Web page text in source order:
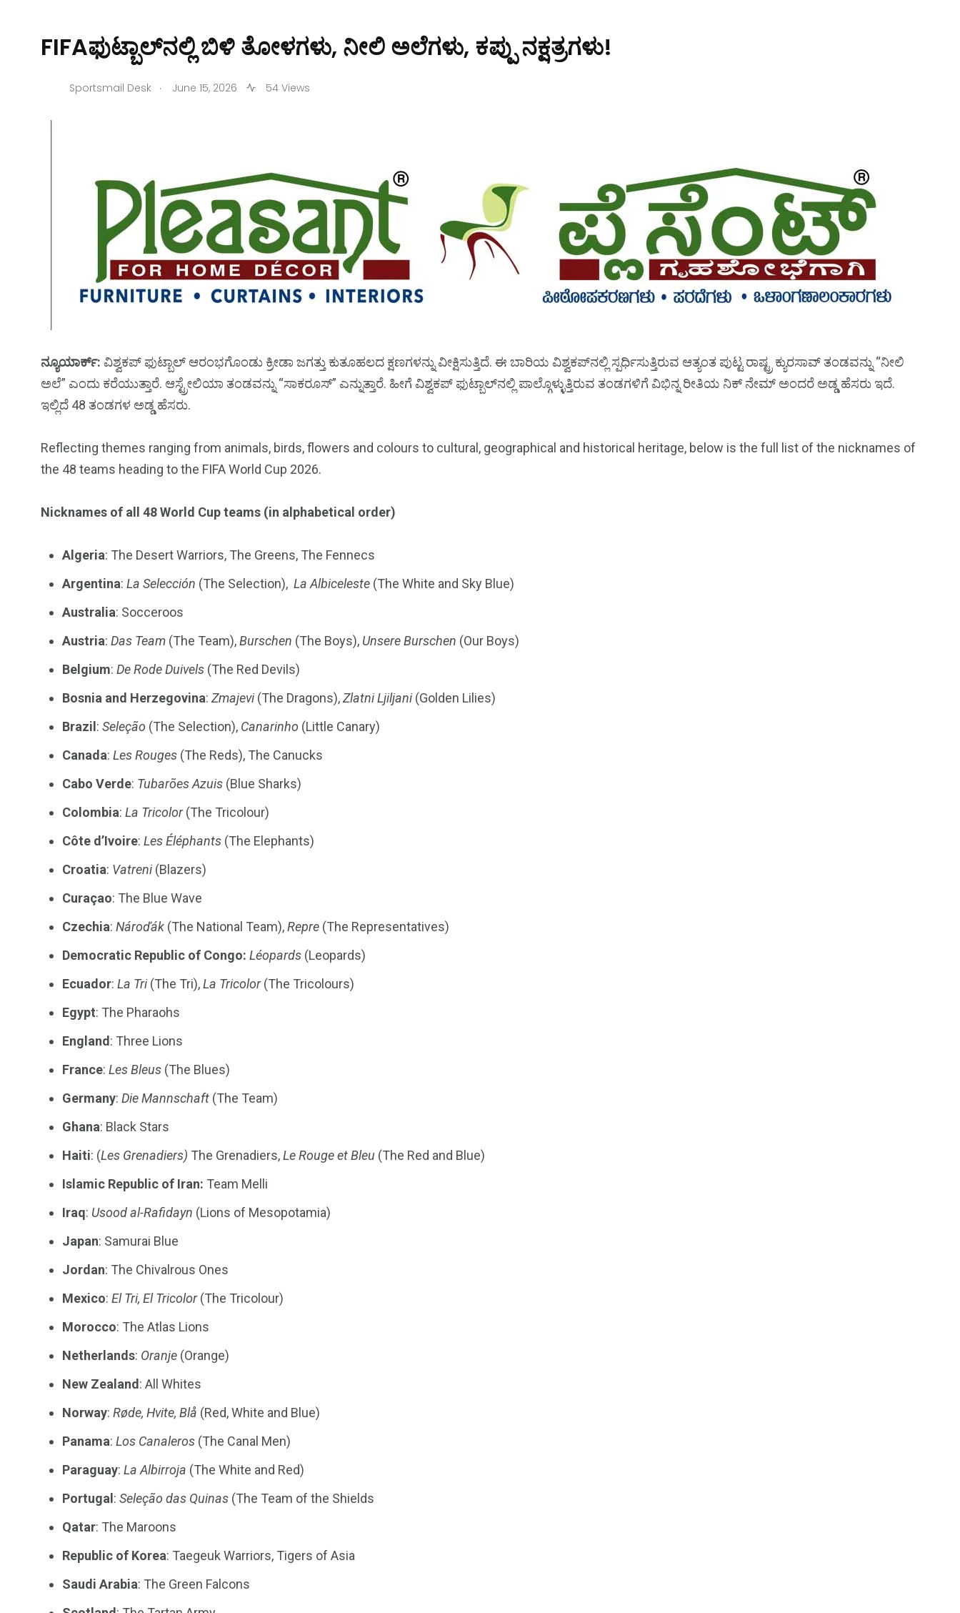
FIFAಫುಟ್ಬಾಲ್‌ನಲ್ಲಿ ಬಿಳಿ ತೋಳಗಳು, ನೀಲಿ ಅಲೆಗಳು, ಕಪ್ಪು ನಕ್ಷತ್ರಗಳು!
Sportsmail Desk . June 15, 2026 54 Views
ನ್ಯೂಯಾರ್ಕ್‌: ವಿಶ್ವಕಪ್‌ ಫುಟ್ಬಾಲ್‌ ಆರಂಭಗೊಂಡು ಕ್ರೀಡಾ ಜಗತ್ತು ಕುತೂಹಲದ ಕ್ಷಣಗಳನ್ನು ವೀಕ್ಷಿಸುತ್ತಿದೆ. ಈ ಬಾರಿಯ ವಿಶ್ವಕಪ್‌ನಲ್ಲಿ ಸ್ಪರ್ಧಿಸುತ್ತಿರುವ ಆತ್ಯಂತ ಪುಟ್ಟ ರಾಷ್ಟ್ರ ಕ್ಯುರಸಾವ್‌ ತಂಡವನ್ನು “ನೀಲಿ
ಅಲೆ” ಎಂದು ಕರೆಯುತ್ತಾರೆ. ಆಸ್ಟ್ರೇಲಿಯಾ ತಂಡವನ್ನು “ಸಾಕರೂಸ್‌” ಎನ್ನುತ್ತಾರೆ. ಹೀಗೆ ವಿಶ್ವಕಪ್‌ ಫುಟ್ಬಾಲ್‌ನಲ್ಲಿ ಪಾಲ್ಗೊಳ್ಳುತ್ತಿರುವ ತಂಡಗಳಿಗೆ ವಿಭಿನ್ನ ರೀತಿಯ ನಿಕ್‌ ನೇಮ್‌ ಅಂದರೆ ಅಡ್ಡ ಹೆಸರು ಇದೆ.
ಇಲ್ಲಿದೆ 48 ತಂಡಗಳ ಅಡ್ಡ ಹೆಸರು.
Reflecting themes ranging from animals, birds, flowers and colours to cultural, geographical and historical heritage, below is the full list of the nicknames of
the 48 teams heading to the FIFA World Cup 2026.
Nicknames of all 48 World Cup teams (in alphabetical order)
Algeria: The Desert Warriors, The Greens, The Fennecs
Argentina: La Selección (The Selection), La Albiceleste (The White and Sky Blue)
Australia: Socceroos
Austria: Das Team (The Team),Burschen (The Boys), Unsere Burschen (Our Boys)
Belgium: De Rode Duivels (The Red Devils)
Bosnia and Herzegovina: Zmajevi(The Dragons),Zlatni Ljiljani(Golden Lilies)
Brazil : Seleção (The Selection), Canarinho (Little Canary)
Canada: Les Rouges (The Reds), The Canucks
Cabo Verde: Tubarões Azuis (Blue Sharks)
Colombia: La Tricolor(The Tricolour)
Côte d’Ivoire: Les Éléphants (The Elephants)
Croatia: Vatreni(Blazers)
Curaçao: The Blue Wave
Czechia: Nároďák (The National Team),Repre (The Representatives)
Democratic Republic of Congo: Léopards (Leopards)
Ecuador: La Tri(The Tri),La Tricolor(The Tricolours)
Egypt: The Pharaohs
England : Three Lions
France: Les Bleus (The Blues)
Germany: Die Mannschaft (The Team)
Ghana: Black Stars
Haiti: (Les Grenadiers) The Grenadiers,Le Rouge et Bleu (The Red and Blue)
Islamic Republic of Iran: Team Melli
Iraq: Usood al-Rafidayn (Lions of Mesopotamia)
Japan: Samurai Blue
Jordan: The Chivalrous Ones
Mexico: El Tri, El Tricolor(The Tricolour)
Morocco: The Atlas Lions
Netherlands: Oranje (Orange)
New Zealand : All Whites
Norway: Røde, Hvite, Blå (Red, White and Blue)
Panama: Los Canaleros (The Canal Men)
Paraguay: La Albirroja (The White and Red)
Portugal : Seleção das Quinas (The Team of the Shields
Qatar: The Maroons
Republic of Korea: Taegeuk Warriors, Tigers of Asia
Saudi Arabia: The Green Falcons